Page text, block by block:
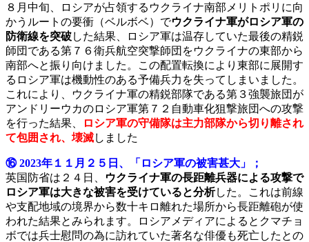
８月中旬、ロシアが占領するウクライナ南部メリトポリに向
かうルートの要衝（ベルボベ）でウクライナ軍がロシア軍の
防衛線を突破した結果、ロシア軍は温存していた最後の精鋭
師団である第７６衛兵航空突撃師団をウクライナの東部から
南部へと振り向けました。この配置転換により東部に展開す
るロシア軍は機動性のある予備兵力を失ってしまいました。
これにより、ウクライナ軍の精鋭部隊である第３強襲旅団が
アンドリーウカのロシア軍第７２自動車化狙撃旅団への攻撃
を行った結果、
ロシア軍の守備隊は主力部隊から切り離され
て包囲され、壊滅しました
⑯ 2023年１１月２５日、「ロシア軍の被害甚大」；
英国防省は２４日、
ウクライナ軍の長距離兵器による攻撃で
ロシア軍は大きな被害を受けていると分析した。これは前線
や支配地域の境界から数十キロ離れた場所から長距離砲が使
われた結果とみられます。ロシアメディアによるとクマチョ
ボでは兵士慰問の為に訪れていた著名な俳優も死亡したとの